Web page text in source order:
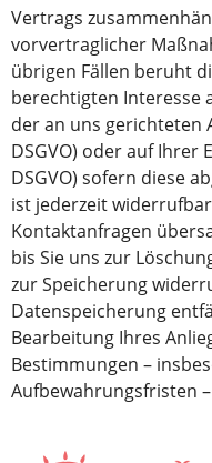
Vertrags
vorvertraglicher
übrigen Fällen beruht
berechtigten Interesse
der an uns gerichteten
DSGVO) oder auf Ihrer
DSGVO) sofern diese
ist jederzeit
Kontaktanfragen
bis Sie uns zur
zur Speicherung
Datenspeicherung
Bearbeitung Ihres
Bestimmungen –
Aufbewahrungsfristen